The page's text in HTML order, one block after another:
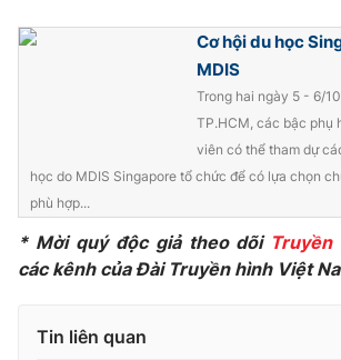
Chất lượng cuộc sống
Học trực tuyến
Công nghệ
Hitech Công nghệ tương lai
Tư vấn
Giao lưu trực tuyến
Chuyên mục khác
Emagazine Podcast
Photo
Cơ hội du học
MDIS
Trong hai ngày 5 - 6/
TP.HCM, các bậc phụ
viên có thể tham dự
học do MDIS Singapore tổ chức để có lựa chọn
phù hợp...
* Mời quý độc giả theo dõi
các kênh của Đài Truyền hình Việt
Tin liên quan